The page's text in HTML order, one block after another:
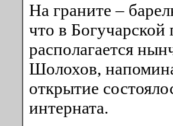
На граните –
что в Богучарской
располагается
Шолохов,
открытие
интерната.